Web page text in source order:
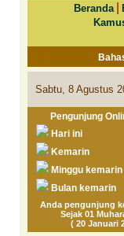
Beranda|
Sabtu, 8 Agustus
Pengunjung
Hari ini
Kemarin
Minggu kemarin
Bulan kemarin
Anda pengunjung
Sejak 01
( 20 Januari